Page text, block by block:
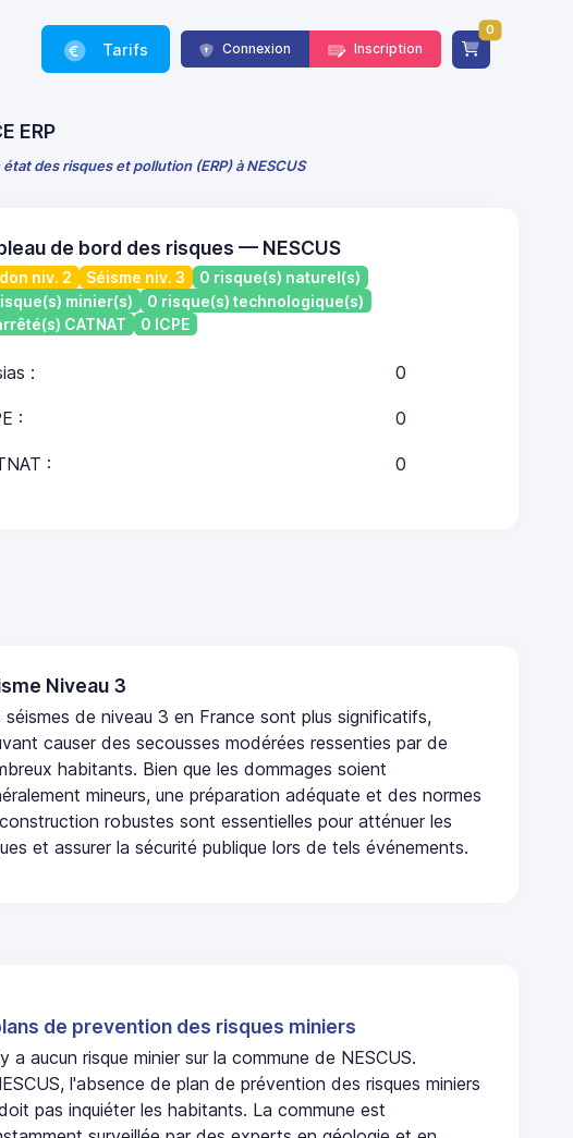
Tarifs Connexion Inscription
0
ERP
des risques et pollution (ERP) à NESCUS
de bord des risques — NESCUS
niv. 2 Séisme niv. 3
0 risque(s) naturel(s)
minier(s)
0 risque(s) technologique(s)
CATNAT
0 ICPE
: 0
: 0
: 0
Niveau 3
séismes de niveau 3 en France sont plus significatifs,
causer des secousses modérées ressenties par de
habitants. Bien que les dommages soient
mineurs, une préparation adéquate et des normes
robustes sont essentielles pour atténuer les
et assurer la sécurité publique lors de tels événements.
de prevention des risques miniers
a aucun risque minier sur la commune de NESCUS.
l'absence de plan de prévention des risques miniers
pas inquiéter les habitants. La commune est